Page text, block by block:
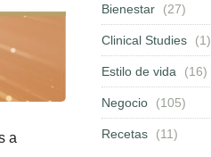
a
Bienestar (27)
Clinical Studies (1)
Estilo de vida (16)
Negocio (105)
Recetas (11)